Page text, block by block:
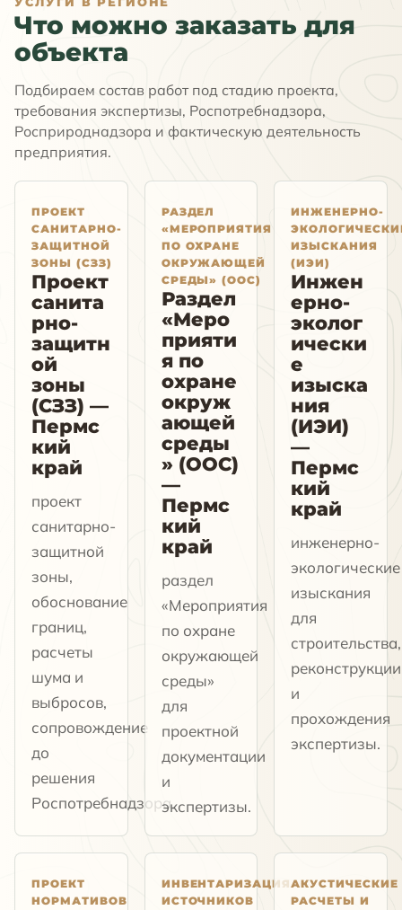
Что можно заказать для
объекта
Подбираем состав работ под стадию проекта,
требования экспертизы, Роспотребнадзора,
Росприроднадзора и фактическую деятельность
предприятия.
ПРОЕКТ
САНИТАРНО-
ЗАЩИТНОЙ
ЗОНЫ (СЗЗ)
Проект
санита
рно-
защитн
ой
зоны
(СЗЗ) —
Пермс
кий
край
проект
санитарно-
защитной
зоны,
обоснование
границ,
расчеты
шума и
выбросов,
сопровождение
до
решения
Роспотребнадзора.
РАЗДЕЛ
«МЕРОПРИЯТИЯ
ПО ОХРАНЕ
ОКРУЖАЮЩЕЙ
СРЕДЫ» (ООС)
Раздел
«Меро
прияти
я по
охране
окруж
ающей
среды
» (ООС)
—
Пермс
кий
край
раздел
«Мероприятия
по охране
окружающей
среды»
для
проектной
документации
и
экспертизы.
ИНЖЕНЕРНО-
ИЗЫСКАНИЯ
(ИЭИ)
Инжен
ерно-
эколог
ически
е
изыска
ния
(ИЭИ)
—
Пермс
кий
край
инженерно-
экологические
изыскания
для
строительства,
реконструкции
и
прохождения
экспертизы.
ПРОЕКТ
НОРМАТИВОВ
ИНВЕНТАРИЗАЦИЯ
ИСТОЧНИКОВ
АКУСТИЧЕСКИЕ
РАСЧЕТЫ И